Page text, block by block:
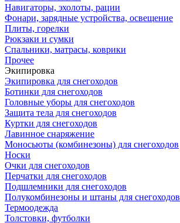
Навигаторы, эхолоты, рации
Фонари, зарядные устройства, освещение
Плиты, горелки
Рюкзаки и сумки
Спальники, матрасы, коврики
Прочее
Экипировка
Экипировка для снегоходов
Ботинки для снегоходов
Головные уборы для снегоходов
Защита тела для снегоходов
Куртки для снегоходов
Лавинное снаряжение
Моносьюты (комбинезоны) для снегоходов
Носки
Очки для снегоходов
Перчатки для снегоходов
Подшлемники для снегоходов
Полукомбинезоны и штаны для снегоходов
Термоодежда
Толстовки, футболки